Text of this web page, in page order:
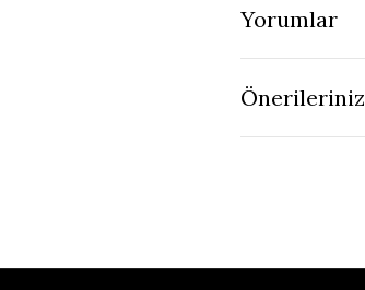
Yorumlar
Önerileriniz